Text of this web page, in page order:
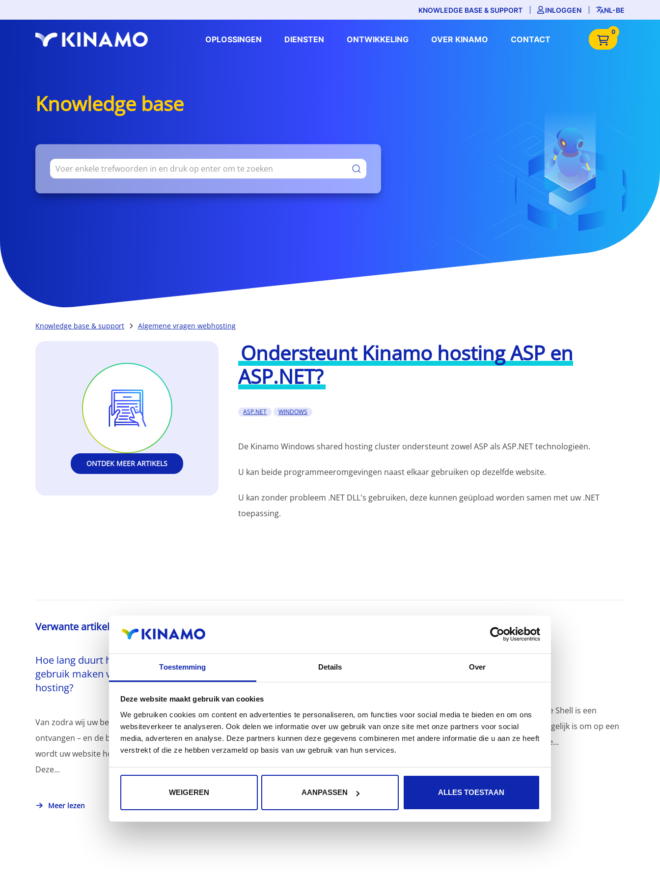
Toestemming Details Over
Deze website maakt gebruik van cookies
We gebruiken cookies om content en advertenties te personaliseren, om functies voor social media te bieden en om ons
websiteverkeer te analyseren. Ook delen we informatie over uw gebruik van onze site met onze partners voor social
media, adverteren en analyse. Deze partners kunnen deze gegevens combineren met andere informatie die u aan ze heeft
verstrekt of die ze hebben verzameld op basis van uw gebruik van hun services.
WEIGEREN AANPASSEN ALLES TOESTAAN
KNOWLEDGE BASE & SUPPORT INLOGGEN NL-BE
OPLOSSINGEN DIENSTEN ONTWIKKELING OVER KINAMO CONTACT
0
Knowledge base
Knowledge base & support Algemene vragen webhosting
ONTDEK MEER ARTIKELS
Ondersteunt Kinamo hosting ASP en
ASP.NET?
ASP.NET WINDOWS
De Kinamo Windows shared hosting cluster ondersteunt zowel ASP als ASP.NET technologieën.
U kan beide programmeeromgevingen naast elkaar gebruiken op dezelfde website.
U kan zonder probleem .NET DLL's gebruiken, deze kunnen geüpload worden samen met uw .NET
toepassing.
Verwante artikelen
Hoe lang duurt het voordat ik kan
gebruik maken van mijn shared
hosting?
Van zodra wij uw bestelling hebben
ontvangen – en de betaling is goedgekeurd –
wordt uw website hosting aangemaakt.
Deze...
Meer lezen
Wie een website op Internet beschikbaar wil
stellen, dient deze op een server te plaatsen.
Deze server moet steeds beschikbaar...
SSH ook gekend als Secure Shell is een
protocol waarmee het mogelijk is om op een
veilige manier machines te...